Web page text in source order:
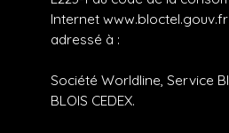
Internet
adressé à :
Société Worldline, Service
BLOIS CEDEX.